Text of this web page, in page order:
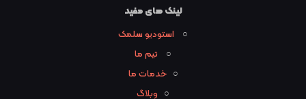
لینک های مفید
○
استودیو سلمک
○
تیم ما
○خدمات ما
○ وبلاگ